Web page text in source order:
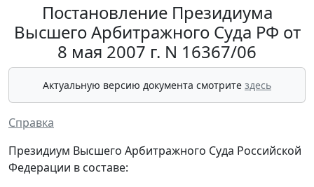
Постановление Президиума
Высшего Арбитражного Суда РФ от
8 мая 2007 г. N 16367/06
Актуальную версию документа смотрите здесь
Справка
Президиум Высшего Арбитражного Суда Российской
Федерации в составе: